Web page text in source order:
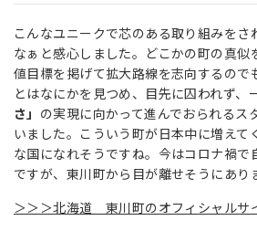
こんなユニークで芯のある取り組みをさ
なぁと感心しました。どこかの町の真似
値目標を掲げて拡大路線を志向するので
とはなにかを見つめ、目先に囚われず、
さ」 の実現に向かって進んでおられるス
いました。こういう町が日本中に増えて
な国になれそうですね。今はコロナ禍で
ですが、東川町から目が離せそうにあり
＞＞＞北海道 東川町のオフィシャルサ